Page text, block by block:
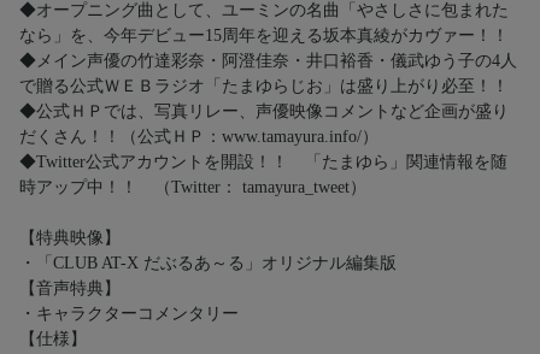
◆オープニング曲として、ユーミンの名曲「やさしさに包まれた
なら」を、今年デビュー15周年を迎える坂本真綾がカヴァー！！
◆メイン声優の竹達彩奈・阿澄佳奈・井口裕香・儀武ゆう子の4人
で贈る公式ＷＥＢラジオ「たまゆらじお」は盛り上がり必至！！
◆公式ＨＰでは、写真リレー、声優映像コメントなど企画が盛り
だくさん！！（公式ＨＰ：www.tamayura.info/）
◆Twitter公式アカウントを開設！！ 「たまゆら」関連情報を随
時アップ中！！ （Twitter： tamayura_tweet）
【特典映像】
・「CLUB AT-X だぶるあ～る」オリジナル編集版
【音声特典】
・キャラクターコメンタリー
【仕様】